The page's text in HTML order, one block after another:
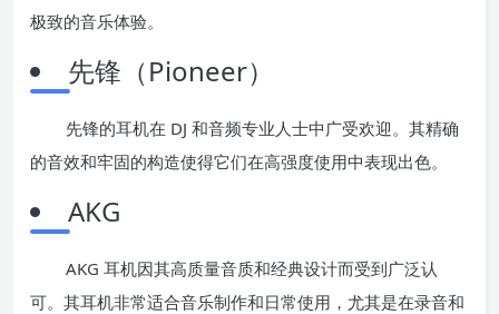
极致的音乐体验。
先锋（Pioneer）
先锋的耳机在 DJ 和音频专业人士中广受欢迎。其精确
的音效和牢固的构造使得它们在高强度使用中表现出色。
AKG
AKG 耳机因其高质量音质和经典设计而受到广泛认
可。其耳机非常适合音乐制作和日常使用，尤其是在录音和